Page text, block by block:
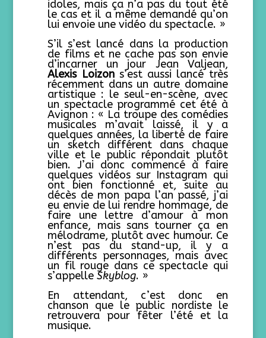
idoles, mais ça n’a pas du tout été
le cas et il a même demandé qu’on
lui envoie une vidéo du spectacle. »
S’il s’est lancé dans la production
de films et ne cache pas son envie
d’incarner un jour Jean Valjean,
Alexis Loizons’est aussi lancé très
récemment dans un autre domaine
artistique : le seul-en-scène, avec
un spectacle programmé cet été à
Avignon : « La troupe des comédies
musicales m’avait laissé, il y a
quelques années, la liberté de faire
un sketch différent dans chaque
ville et le public répondait plutôt
bien. J’ai donc commencé à faire
quelques vidéos sur Instagram qui
ont bien fonctionné et, suite au
décès de mon papa l’an passé, j’ai
eu envie de lui rendre hommage, de
faire une lettre d’amour à mon
enfance, mais sans tourner ça en
mélodrame, plutôt avec humour. Ce
n’est pas du stand-up, il y a
différents personnages, mais avec
un fil rouge dans ce spectacle qui
s’appelleSkyblog. »
En attendant, c’est donc en
chanson que le public nordiste le
retrouvera pour fêter l’été et la
musique.